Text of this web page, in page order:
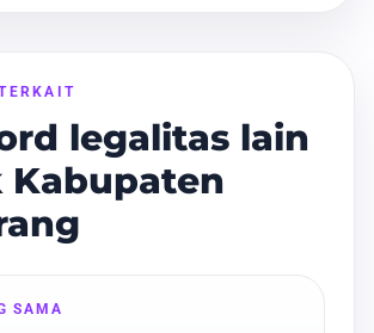
legalitas lain
SAMA